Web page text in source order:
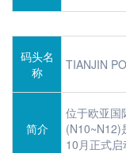
码头名
称
TIANJIN
简介
位于欧亚国
(N10~N12)
10月正式启